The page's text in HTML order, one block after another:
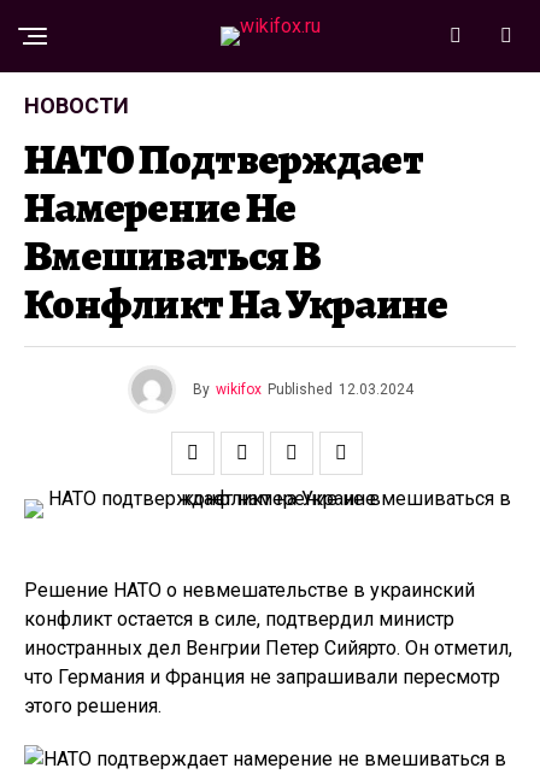
НОВОСТИ
НАТО Подтверждает
Намерение Не
Вмешиваться В
Конфликт На Украине
By wikifox Published 12.03.2024
Решение НАТО о невмешательстве в украинский
конфликт остается в силе, подтвердил министр
иностранных дел Венгрии Петер Сийярто. Он отметил,
что Германия и Франция не запрашивали пересмотр
этого решения.